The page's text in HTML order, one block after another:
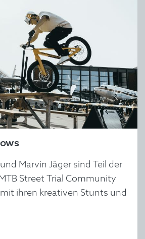
Marvin Jäger sind Teil der
Street Trial Community
ihren kreativen Stunts und